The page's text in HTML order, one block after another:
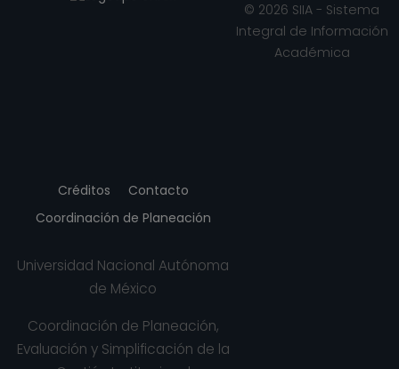
Desde 01-08-2021
hasta 15-08-2021
PROFESOR
Escuela Nacional
PROFESOR
Créditos
Contacto
Coordinación de Planeación
Universidad Nacional Autónoma
de México
Coordinación de Planeación,
Evaluación y Simplificación de la
© 2026 SIIA - Sistema
Integral de Información
Académica